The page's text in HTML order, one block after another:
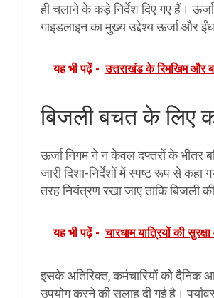
ही चलाने के कड़े निर्देश दिए गए हैं।
गाइडलाइन का मुख्य उद्देश्य ऊर्जा और
यह भी पढ़ें - उत्तराखंड के रिमखिम और
बिजली बचत के लिए
ऊर्जा निगम ने न केवल दफ्तरों के भीतर
जारी दिशा-निर्देशों में स्पष्ट रूप से कहा
तरह नियंत्रण रखा जाए ताकि बिजली
यह भी पढ़ें - चारधाम यात्रियों की
इसके अतिरिक्त, कर्मचारियों को
उपयोग करने की सलाह दी गई है।